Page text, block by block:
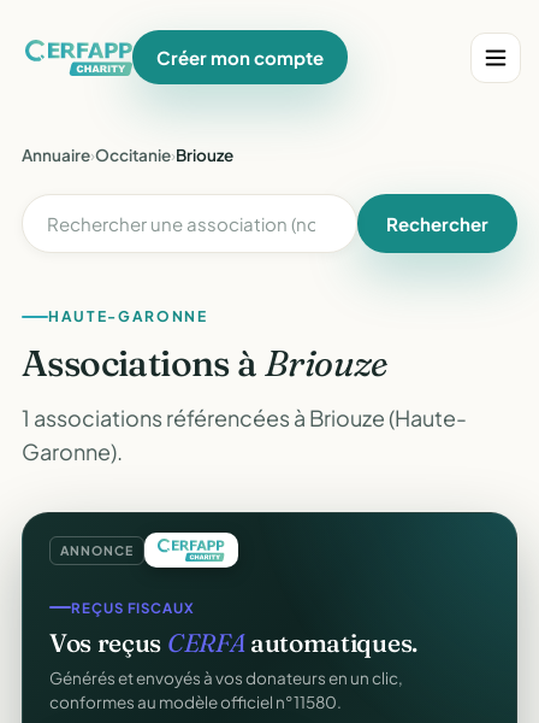
Créer mon compte
Annuaire›Occitanie›Briouze
Rechercher
HAUTE-GARONNE
Associations àBriouze
1 associations référencées à Briouze (Haute-
Garonne).
ANNONCE
REÇUS FISCAUX
Vos reçus CERFAautomatiques.
Générés et envoyés à vos donateurs en un clic,
conformes au modèle officiel n°11580.